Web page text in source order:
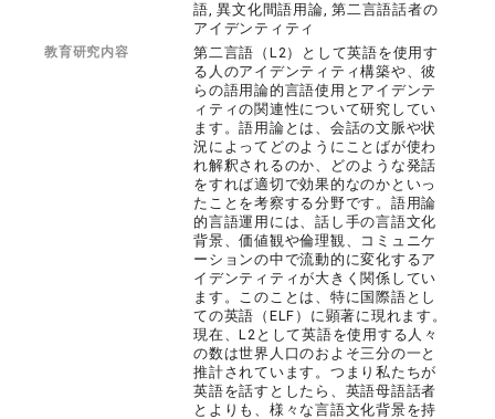
語, 異文化間語用論, 第二言語話者の
アイデンティティ
教育研究内容
第二言語（L2）として英語を使用す
る人のアイデンティティ構築や、彼
らの語用論的言語使用とアイデンテ
ィティの関連性について研究してい
ます。語用論とは、会話の文脈や状
況によってどのようにことばが使わ
れ解釈されるのか、どのような発話
をすれば適切で効果的なのかといっ
たことを考察する分野です。語用論
的言語運用には、話し手の言語文化
背景、価値観や倫理観、コミュニケ
ーションの中で流動的に変化するア
イデンティティが大きく関係してい
ます。このことは、特に国際語とし
ての英語（ELF）に顕著に現れます。
現在、L2として英語を使用する人々
の数は世界人口のおよそ三分の一と
推計されています。つまり私たちが
英語を話すとしたら、英語母語話者
とよりも、様々な言語文化背景を持